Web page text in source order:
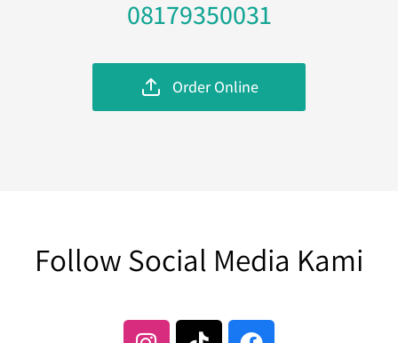
08179350031
Order Online
Follow Social Media Kami